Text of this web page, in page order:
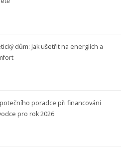
dům: Jak ušetřit na energiích a
poradce při financování
pro rok 2026